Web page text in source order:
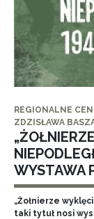
REGIONALNE
ZDZISŁAWA
WYSTAWA
„Żołnierze
taki tytuł nosi